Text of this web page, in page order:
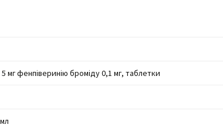
мг фенпіверинію броміду 0,1 мг, таблетки